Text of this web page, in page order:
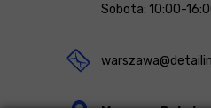
Sobota: 10:00-